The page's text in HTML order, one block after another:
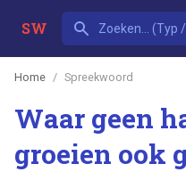
SW
Home Spreekwoord
Waar geen
groeien ook